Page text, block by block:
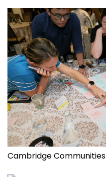
Cambridge Communities